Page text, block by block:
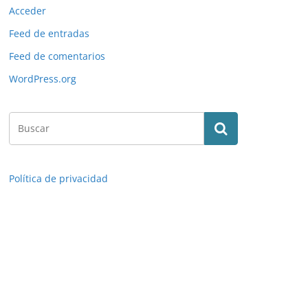
Acceder
Feed de entradas
Feed de comentarios
WordPress.org
Política de privacidad